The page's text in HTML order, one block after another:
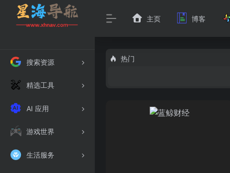
搜索资源
精选工具
AI 应用
游戏世界
生活服务
主页 博客
热门